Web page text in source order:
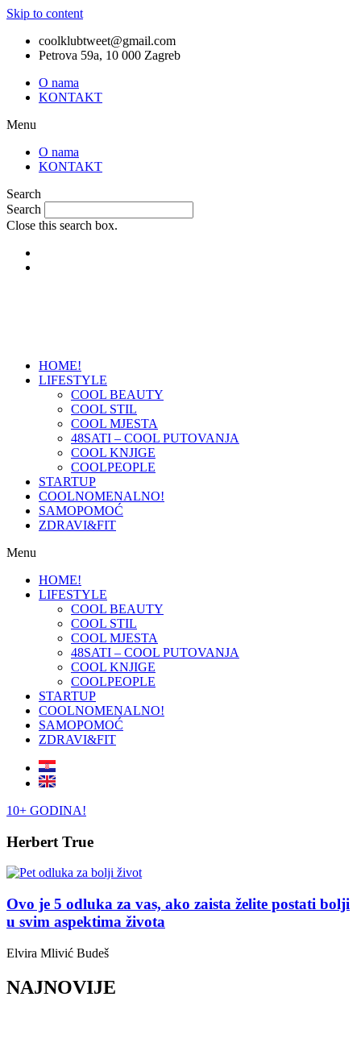
Skip to content
coolklubtweet@gmail.com
Petrova 59a, 10 000 Zagreb
O nama
KONTAKT
Menu
O nama
KONTAKT
Search
Search
Close this search box.
HOME!
LIFESTYLE
COOL BEAUTY
COOL STIL
COOL MJESTA
48SATI – COOL PUTOVANJA
COOL KNJIGE
COOLPEOPLE
STARTUP
COOLNOMENALNO!
SAMOPOMOĆ
ZDRAVI&FIT
Menu
HOME!
LIFESTYLE
COOL BEAUTY
COOL STIL
COOL MJESTA
48SATI – COOL PUTOVANJA
COOL KNJIGE
COOLPEOPLE
STARTUP
COOLNOMENALNO!
SAMOPOMOĆ
ZDRAVI&FIT
10+ GODINA!
Herbert True
Ovo je 5 odluka za vas, ako zaista želite postati bolji
u svim aspektima života
Elvira Mlivić Budeš
NAJNOVIJE